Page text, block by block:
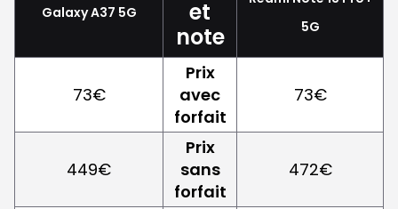
Galaxy A37 5G
et
note
5G
73€
Prix
avec
forfait
73€
449€
Prix
sans
forfait
472€